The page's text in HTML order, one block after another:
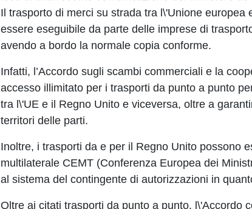
Il trasporto di merci su strada tra l\'Unione europea
essere eseguibile da parte delle imprese di
avendo a bordo la normale copia conforme.
Infatti, l’Accordo sugli scambi commerciali e la
accesso illimitato per i trasporti da punto a punto
tra l\'UE e il Regno Unito e viceversa, oltre a
territori delle parti.
Inoltre, i trasporti da e per il Regno Unito possono
multilaterale CEMT (Conferenza Europea dei
al sistema del contingente di autorizzazioni in
Oltre ai citati trasporti da punto a punto, l\'Accordo